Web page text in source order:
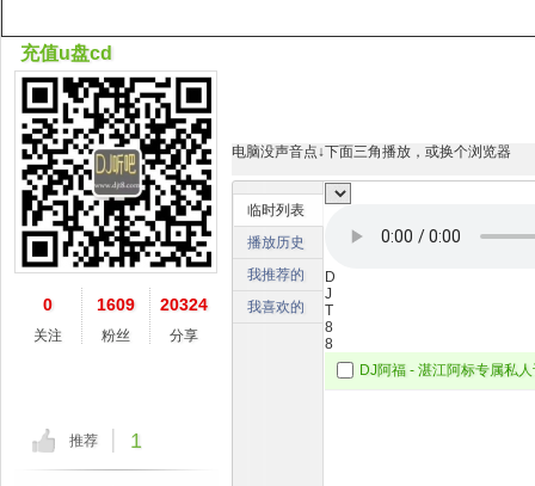
电脑没声音点↓下面三角播放，或换个浏览器
临时列表
播放历史
我推荐的
我喜欢的
D
J
T
8
8
充值u盘cd
0
关注
1609
粉丝
20324
分享
推荐 1